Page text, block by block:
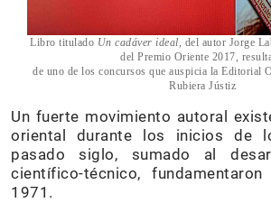
Libro titulado Un cadáver ideal, del autor Jorge
del Premio Oriente 2017,
de uno de los concursos que auspicia la Editorial
Rubiera Jústiz
Un fuerte movimiento autoral
oriental durante los inicios de
pasado siglo, sumado al
científico-técnico,
1971.